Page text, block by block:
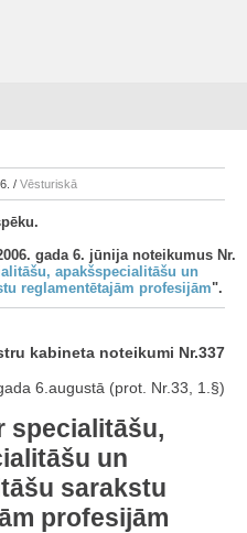
/ Vēsturiskā
gada 6. jūnija noteikumus Nr.
apakšspecialitāšu un
reglamentētajām profesijām".
kabineta noteikumi Nr.337
6.augustā (prot. Nr.33, 1.§)
specialitāšu,
un
sarakstu
profesijām